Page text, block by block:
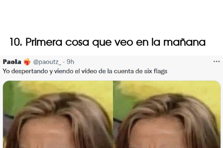
10. Primera cosa que veo en la mañana